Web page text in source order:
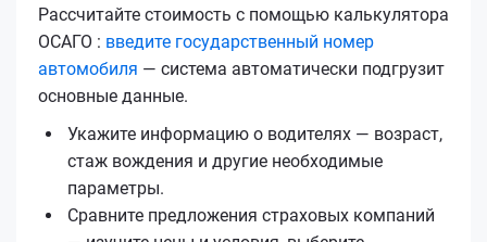
Рассчитайте стоимость с помощью калькулятора
ОСАГО : введите государственный номер
автомобиля — система автоматически подгрузит
основные данные.
Укажите информацию о водителях — возраст,
стаж вождения и другие необходимые
параметры.
Сравните предложения страховых компаний